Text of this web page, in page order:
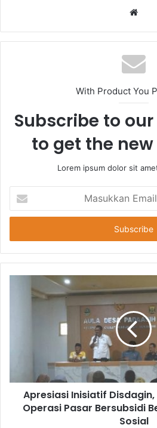
With Product You
Subscribe to
to get the
Lorem ipsum dolor sit
Email
Anda
Apresiasi Inisiatif
Operasi Pasar Bersubsidi
Sosial